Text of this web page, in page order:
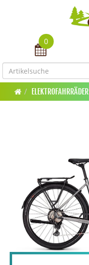
Toggle navigation
0
ELEKTROFAHRRÄDER